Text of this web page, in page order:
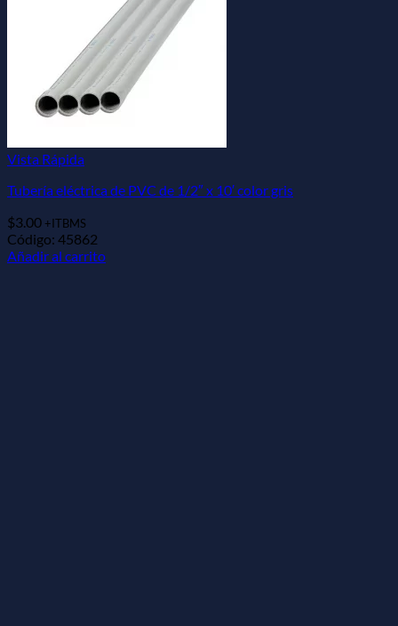
Vista Rápida
Tubería eléctrica de PVC de 1/2″ x 10′ color gris
$3.00 +ITBMS
Código: 45862
Añadir al carrito